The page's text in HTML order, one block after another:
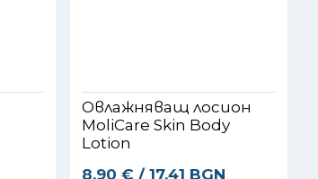
Овлажняващ лосион
MoliCare Skin Body
Lotion
8.90 € / 17.41 BGN